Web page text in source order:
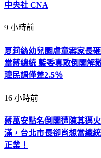
中央社 CNA
9 小時前
夏莉絲幼兒園虐童案家長
當蔣總統 藍委真敢倒閣解
瑋民調僅差2.5％
16 小時前
蔣萬安點名倒閣遭陳其邁
滿，台北市長卻肖想當總
正業！